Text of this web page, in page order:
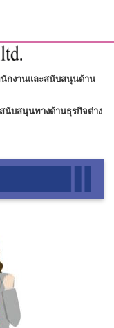
กงานและสนับสนุนด้าน
นับสนุนทางด้านธุรกิจต่าง